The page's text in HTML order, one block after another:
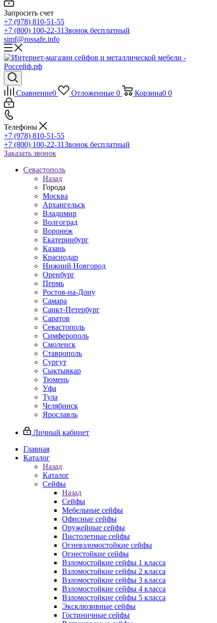
Запросить счет
+7 (978) 810-51-55
+7 (800) 100-22-31Звонок бесплатный
simf@rossafe.info
Сравнение0 Отложенные 0 Корзина0 0
Телефоны
+7 (978) 810-51-55
+7 (800) 100-22-31Звонок бесплатный
Заказать звонок
Севастополь
Назад
Города
Москва
Архангельск
Владимир
Волгоград
Воронеж
Екатеринбург
Казань
Краснодар
Нижний Новгород
Оренбург
Пермь
Ростов-на-Дону
Самара
Санкт-Петербург
Саратов
Севастополь
Симферополь
Смоленск
Ставрополь
Сургут
Сыктывкар
Тюмень
Уфа
Тула
Челябинск
Ярославль
Личный кабинет
Главная
Каталог
Назад
Каталог
Сейфы
Назад
Сейфы
Мебельные сейфы
Офисные сейфы
Оружейные сейфы
Пистолетные сейфы
Огневзломостойкие сейфы
Огнестойкие сейфы
Взломостойкие сейфы 1 класса
Взломостойкие сейфы 2 класса
Взломостойкие сейфы 3 класса
Взломостойкие сейфы 4 класса
Взломостойкие сейфы 5 класса
Эксклюзивные сейфы
Гостиничные сейфы